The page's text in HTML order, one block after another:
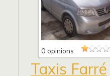
0 opinions
Taxis Farré